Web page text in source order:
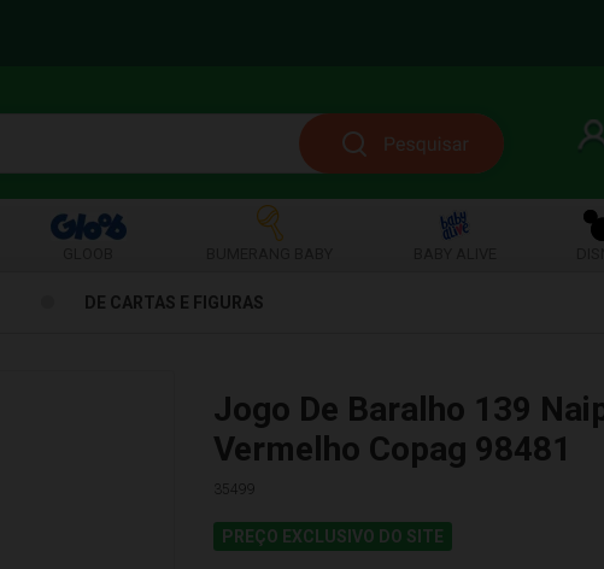
DE CARTAS E FIGURAS
Jogo De Baralho 139
Vermelho Copag 98481
35499
PREÇO EXCLUSIVO DO SITE